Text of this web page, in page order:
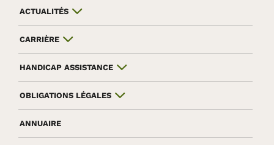
ACTUALITÉS
CARRIÈRE
HANDICAP ASSISTANCE
OBLIGATIONS LÉGALES
ANNUAIRE